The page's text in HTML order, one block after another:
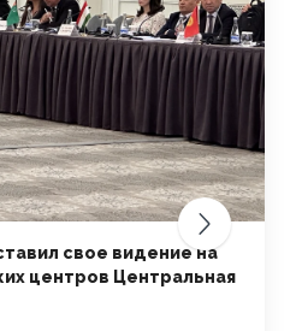
свое видение на
центров Центральная